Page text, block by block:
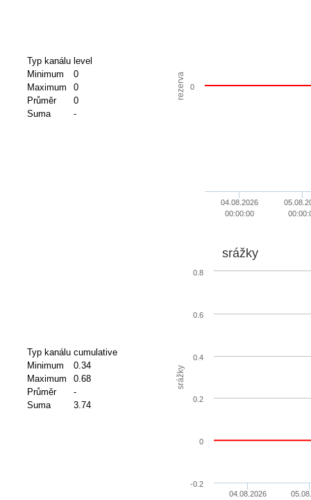
Typ kanálu level
Minimum
0
Maximum
0
Průměr
0
Suma
-
rezerva
04.08.2026
00:00:00
0
Typ kanálu cumulative
Minimum
0.34
Maximum
0.68
Průměr
-
Suma
3.74
srážky
srážky
04.08.2026
-0.2
0
0.2
0.4
0.6
0.8